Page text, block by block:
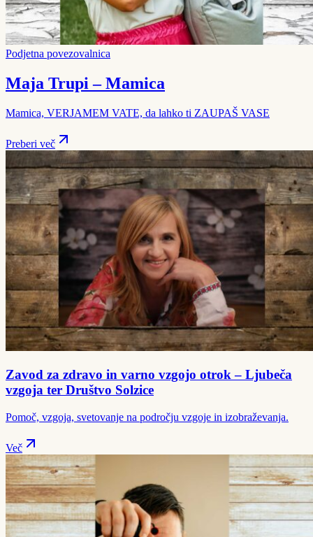
Podjetna povezovalnica
Maja Trupi – Mamica
Mamica, VERJAMEM VATE, da lahko ti ZAUPAŠ VASE
Preberi več
Zavod za zdravo in varno vzgojo otrok – Ljubeča
vzgoja ter Društvo Solzice
Pomoč, vzgoja, svetovanje na področju vzgoje in izobraževanja.
Več